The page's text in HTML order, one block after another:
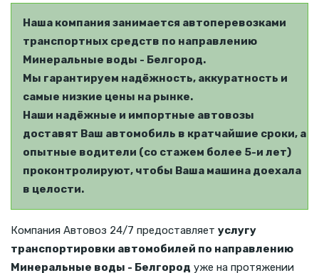
Наша компания занимается автоперевозками
транспортных средств по направлению
Минеральные воды - Белгород.
Мы гарантируем надёжность, аккуратность и
самые низкие цены на рынке.
Наши надёжные и импортные автовозы
доставят Ваш автомобиль в кратчайшие сроки, а
опытные водители (со стажем более 5-и лет)
проконтролируют, чтобы Ваша машина доехала
в целости.
Компания Автовоз 24/7 предоставляет услугу
транспортировки автомобилей по направлению
Минеральные воды - Белгород уже на протяжении